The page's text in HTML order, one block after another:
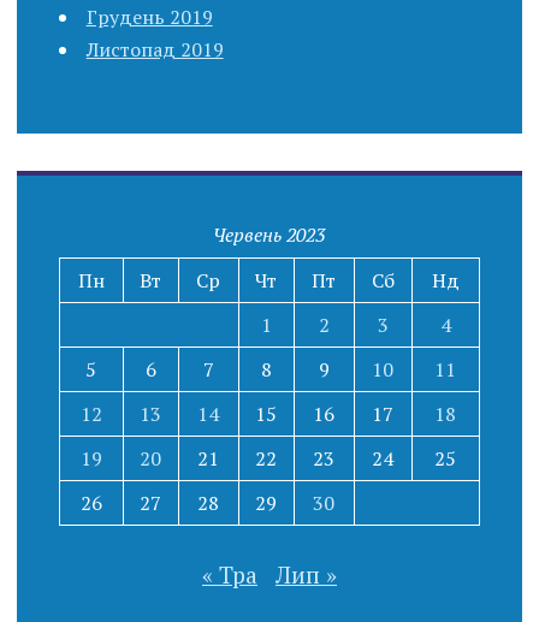
Грудень 2019
Листопад 2019
Червень 2023
Пн
Вт Ср Чт Пт Сб
Нд
1
2 3
4
5
6 7 8 9 10
11
12
13 14 15 16 17
18
19
20 21 22 23 24
25
26
27 28 29 30
« Тра Лип »